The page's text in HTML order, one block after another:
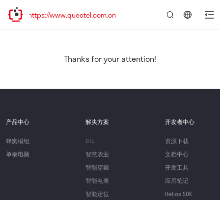
新址：https://www.quectel.com.cn
Thanks for your attention!
产品中心
蜂窝模组
单板电脑
解决方案
DTU
智慧农业
智能穿戴
智能电表
智能定位
开发者中心
资源下载
文档中心
开发工具
应用笔记
Helios SDK